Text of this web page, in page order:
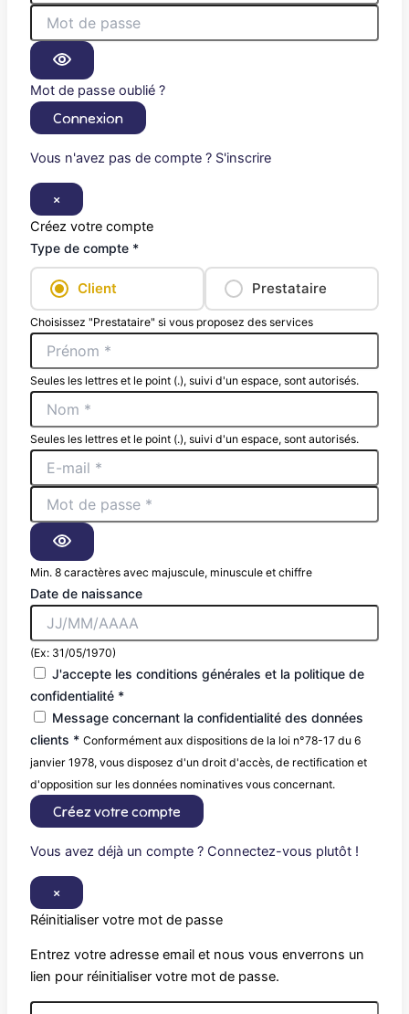
Mot de passe oublié ?
Connexion
Vous n'avez pas de compte ? S'inscrire
×
Créez votre compte
Type de compte *
Client Prestataire
Choisissez "Prestataire" si vous proposez des services
Seules les lettres et le point (.), suivi d'un espace, sont autorisés.
Seules les lettres et le point (.), suivi d'un espace, sont autorisés.
Min. 8 caractères avec majuscule, minuscule et chiffre
Date de naissance
(Ex: 31/05/1970)
J'accepte les conditions générales et la politique de
confidentialité *
Message concernant la confidentialité des données
clients * Conformément aux dispositions de la loi n°78-17 du 6
janvier 1978, vous disposez d'un droit d'accès, de rectification et
d'opposition sur les données nominatives vous concernant.
Créez votre compte
Vous avez déjà un compte ? Connectez-vous plutôt !
×
Réinitialiser votre mot de passe
Entrez votre adresse email et nous vous enverrons un
lien pour réinitialiser votre mot de passe.